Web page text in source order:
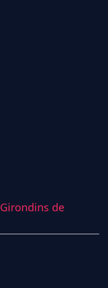
Girondins de